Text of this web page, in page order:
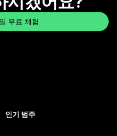
무료 체험
인기 범주